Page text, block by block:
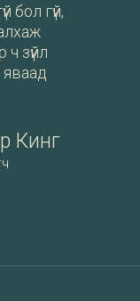
бол гүй,
ч зүйл
Кинг